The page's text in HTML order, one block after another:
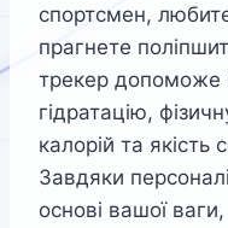
спортсмен,
прагнете
трекер допоможе
гідратацію,
калорій та
Завдяки
основі вашої